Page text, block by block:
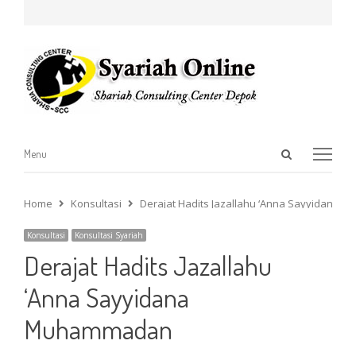
Open
Menu
Menu
Home Konsultasi Derajat Hadits Jazallahu ‘Anna Sayyidana
Konsultasi Konsultasi Syariah
Derajat Hadits Jazallahu
‘Anna Sayyidana
Muhammadan